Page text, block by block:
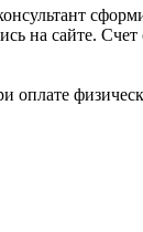
на сайте.
оплате